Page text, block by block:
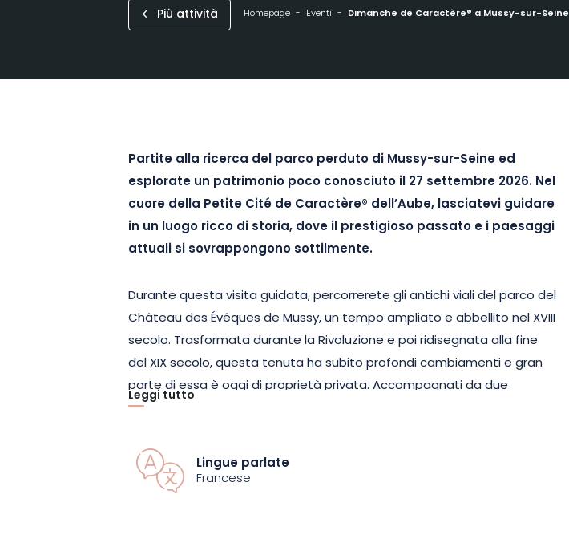
Più attività Homepage Eventi Dimanche de Caractère® a Mussy-sur-Seine
Partite alla ricerca del parco perduto di Mussy-sur-Seine ed
esplorate un patrimonio poco conosciuto il 27 settembre 2026. Nel
cuore della Petite Cité de Caractère® dell’Aube, lasciatevi guidare
in un luogo ricco di storia, dove il prestigioso passato e i paesaggi
attuali si sovrappongono sottilmente.
Durante questa visita guidata, percorrerete gli antichi viali del parco del
Château des Évêques de Mussy, un tempo ampliato e abbellito nel XVIII
secolo. Trasformata durante la Rivoluzione e poi ridisegnata alla fine
del XIX secolo, questa tenuta ha subito profondi cambiamenti e gran
parte di essa è oggi di proprietà privata. Accompagnati da due
appassionati Musséens, scoprirete i resti ancora visibili, l’antica
storia del parco, mentre l’altro condividerà una sensibile
interpretazione dei giardini e del paesaggio, aiutandovi a immaginare il
luogo come era in passato.
Leggi tutto
Lingue parlate
Francese